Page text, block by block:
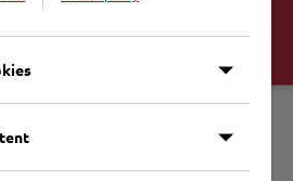
Im Haus in der Großen
erhalten geblieben. Der
„Lübecker Märtyrer“. Dort wird an die
Prassek Osnabrück
Cookie-